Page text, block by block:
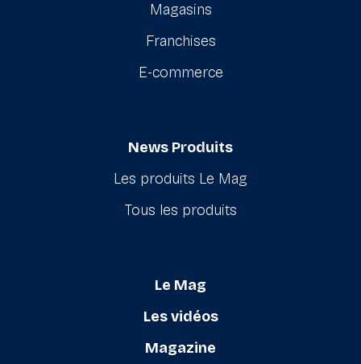
Magasins
Franchises
E-commerce
News Produits
Les produits Le Mag
Tous les produits
Le Mag
Les vidéos
Magazine